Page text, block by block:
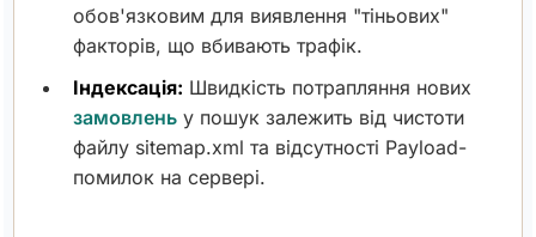
обов'язковим для виявлення "тіньових"
факторів, що вбивають трафік.
Індексація: Швидкість потрапляння нових
замовлень у пошук залежить від чистоти
файлу sitemap.xml та відсутності Payload-
помилок на сервері.